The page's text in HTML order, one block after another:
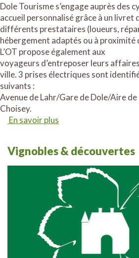
Dole Tourisme s’engage auprès des
accueil personnalisé grâce à un livret
différents prestataires (loueurs,
hébergement adaptés ou à proximité
L’OT propose également aux
voyageurs d’entreposer leurs
ville. 3 prises électriques sont
suivants :
Avenue de Lahr/Gare de Dole/Aire
Choisey.
En savoir plus
Vignobles & découvertes